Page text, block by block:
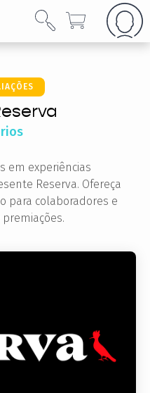
em experiências
Reserva. Ofereça
para colaboradores e